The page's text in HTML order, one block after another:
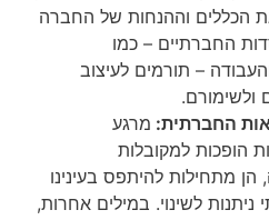
הכללים וההנחות של החברה
החברתיים – כמו
– תורמים לעיצוב
ולשימורם.
החברתית: מרגע
הופכות למקובלות
מתחילות להיתפס בעינינו
ניתנות לשינוי. במילים אחרות,